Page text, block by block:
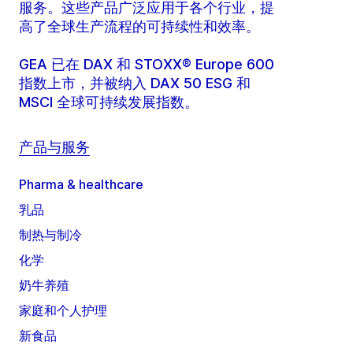
服务。这些产品广泛应用于各个行业，提
高了全球生产流程的可持续性和效率。
GEA 已在 DAX 和 STOXX® Europe 600
指数上市，并被纳入 DAX 50 ESG 和
MSCI 全球可持续发展指数。
产品与服务
Pharma & healthcare
乳品
制热与制冷
化学
奶牛养殖
家庭和个人护理
新食品